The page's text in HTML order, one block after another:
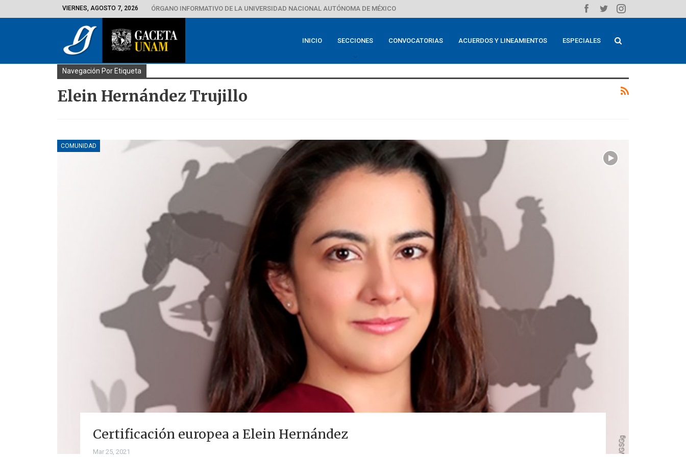
VIERNES, AGOSTO 7, 2026 ÓRGANO INFORMATIVO DE LA UNIVERSIDAD NACIONAL AUTÓNOMA DE MÉXICO
INICIO SECCIONES CONVOCATORIAS ACUERDOS Y LINEAMIENTOS ESPECIALES
Navegación Por Etiqueta
Elein Hernández Trujillo
COMUNIDAD
Certificación europea a Elein Hernández
Mar 25, 2021